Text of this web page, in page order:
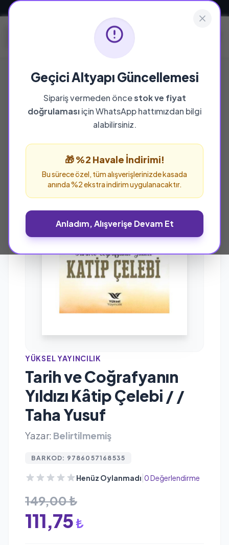
Geçici Altyapı Güncellemesi
Sipariş vermeden öncestok ve fiyat
doğrulamasıiçin WhatsApp hattımızdan bilgi
alabilirsiniz.
🎁 %2 Havale İndirimi!
Bu sürece özel, tüm alışverişlerinizde kasada
anında %2 ekstra indirim uygulanacaktır.
Anladım, Alışverişe Devam Et
%25 İNDİRİM
YÜKSEL YAYINCILIK
Tarih ve Coğrafyanın
Yıldızı Kâtip Çelebi / /
Taha Yusuf
Yazar: Belirtilmemiş
BARKOD: 9786057168535
Henüz Oylanmadı 0 Değerlendirme
149,00 ₺
111,75 ₺